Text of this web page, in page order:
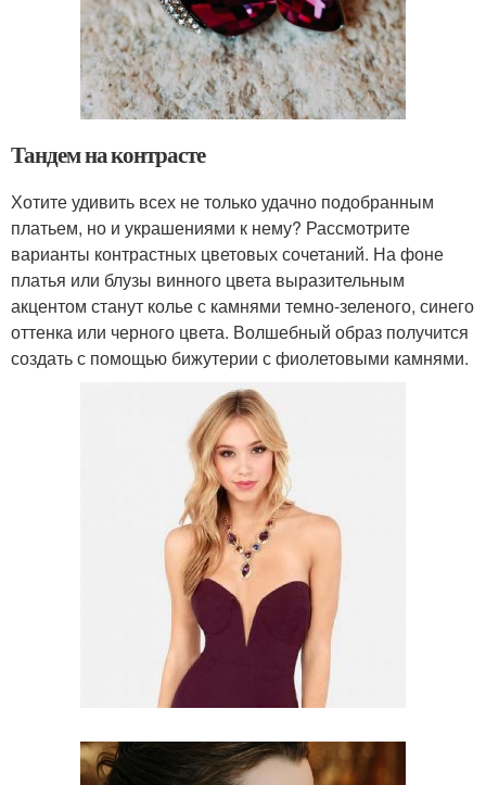
Тандем на контрасте
Хотите удивить всех не только удачно подобранным
платьем, но и украшениями к нему? Рассмотрите
варианты контрастных цветовых сочетаний. На фоне
платья или блузы винного цвета выразительным
акцентом станут колье с камнями темно-зеленого, синего
оттенка или черного цвета. Волшебный образ получится
создать с помощью бижутерии с фиолетовыми камнями.